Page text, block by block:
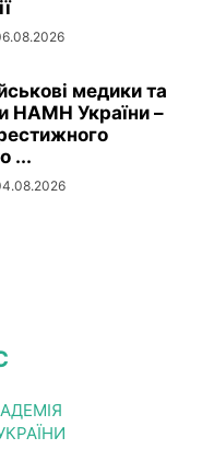
медики та
НАМН України –
...